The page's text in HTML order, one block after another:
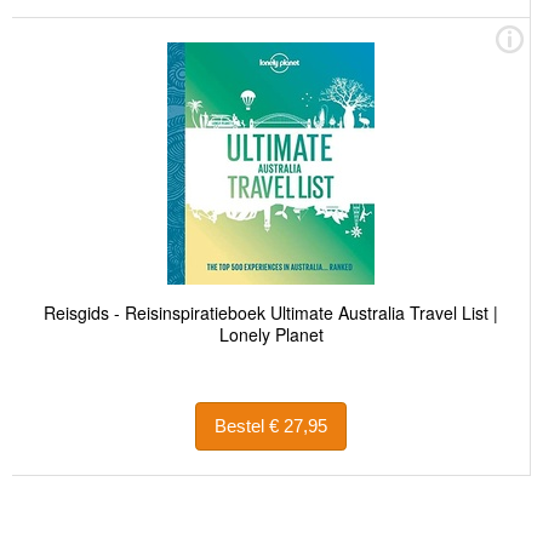
Reisgids - Reisinspiratieboek Ultimate Australia Travel List |
Lonely Planet
Bestel € 27,95